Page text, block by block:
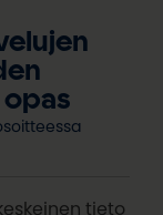
tieto